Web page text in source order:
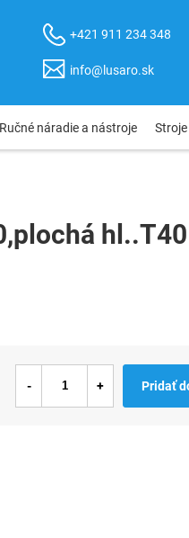
+421 911 234 348
info@lusaro.sk
Ručné náradie a nástroje
hl..T40
Pridať